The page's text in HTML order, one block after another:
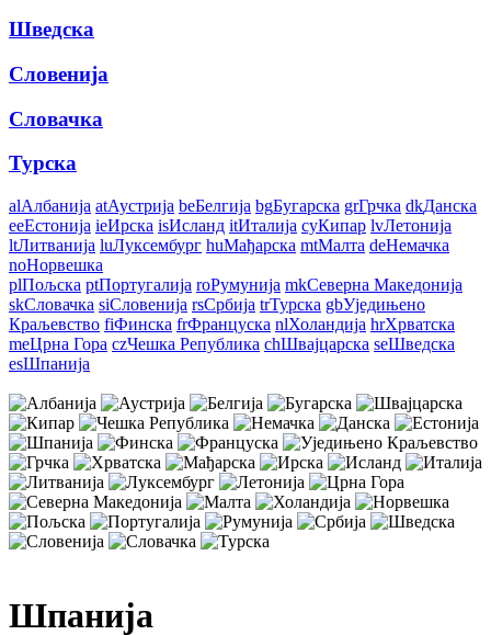
Шведска
Словенија
Словачка
Турска
alАлбанија atАустрија beБелгија bgБугарска grГрчка dkДанска
eeЕстонија ieИрска isИсланд itИталија cyКипар lvЛетонија
ltЛитванија luЛуксембург huМађарска mtМалта deНемачка
noНорвешка
plПољска ptПортугалија roРумунија mkСеверна Македонија
skСловачка siСловенија rsСрбија trТурска gbУједињено
Краљевство fiФинска frФранцуска nlХоландија hrХрватска
meЦрна Гора czЧешка Република chШвајцарска seШведска
esШпанија
Шпанија